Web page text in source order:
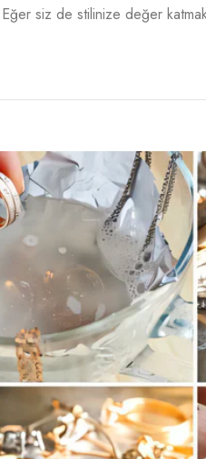
siz de stilinize değer